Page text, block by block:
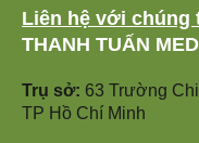
Liên hệ với chúng
THANH TUẤN
Trụ sở: 63 Trường
TP Hồ Chí Minh